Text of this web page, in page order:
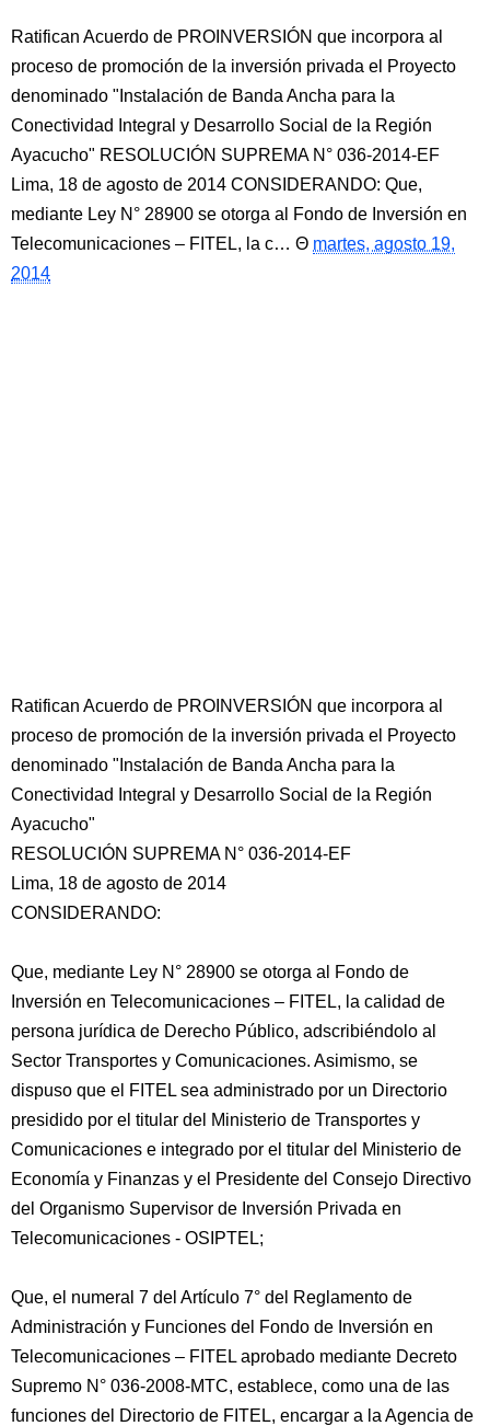
Ratifican Acuerdo de PROINVERSIÓN que incorpora al
proceso de promoción de la inversión privada el Proyecto
denominado "Instalación de Banda Ancha para la
Conectividad Integral y Desarrollo Social de la Región
Ayacucho" RESOLUCIÓN SUPREMA N° 036-2014-EF
Lima, 18 de agosto de 2014 CONSIDERANDO: Que,
mediante Ley N° 28900 se otorga al Fondo de Inversión en
Telecomunicaciones – FITEL, la c…
martes, agosto 19,
2014
Ratifican Acuerdo de PROINVERSIÓN que incorpora al
proceso de promoción de la inversión privada el Proyecto
denominado "Instalación de Banda Ancha para la
Conectividad Integral y Desarrollo Social de la Región
Ayacucho"
RESOLUCIÓN SUPREMA N° 036-2014-EF
Lima, 18 de agosto de 2014
CONSIDERANDO:
Que, mediante Ley N° 28900 se otorga al Fondo de
Inversión en Telecomunicaciones – FITEL, la calidad de
persona jurídica de Derecho Público, adscribiéndolo al
Sector Transportes y Comunicaciones. Asimismo, se
dispuso que el FITEL sea administrado por un Directorio
presidido por el titular del Ministerio de Transportes y
Comunicaciones e integrado por el titular del Ministerio de
Economía y Finanzas y el Presidente del Consejo Directivo
del Organismo Supervisor de Inversión Privada en
Telecomunicaciones - OSIPTEL;
Que, el numeral 7 del Artículo 7° del Reglamento de
Administración y Funciones del Fondo de Inversión en
Telecomunicaciones – FITEL aprobado mediante Decreto
Supremo N° 036-2008-MTC, establece, como una de las
funciones del Directorio de FITEL, encargar a la Agencia de